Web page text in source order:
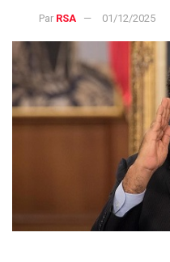
Par RSA 01/12/2025